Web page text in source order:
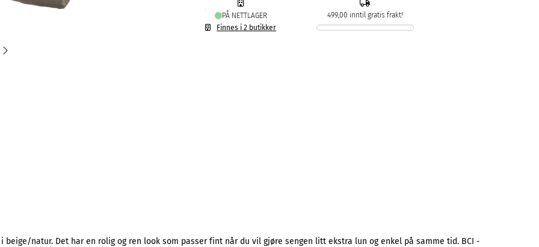
PÅ NETTLAGER
Finnes i 2 butikker
499,00 inntil gratis frakt!
natur. Det har en rolig og ren look som passer fint når du vil gjøre sengen litt ekstra lun og enkel på samme tid. BCI -